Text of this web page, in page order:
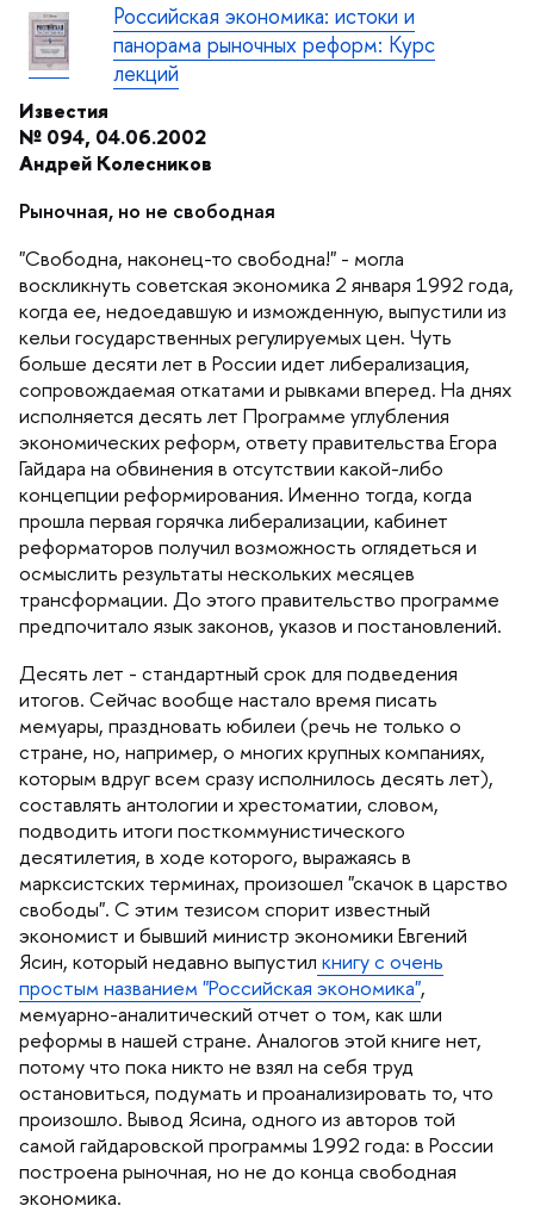
Российская экономика: истоки и
панорама рыночных реформ: Курс
лекций
Известия
№ 094, 04.06.2002
Андрей Колеснико
Рыночная, но не свободная
"Свободна, наконец-то свободна!" - могла
оскликнуть советская экономика 2 января 1992 года,
когда ее, недоедавшую и изможденную, выпустили из
кельи государственных регулируемых цен. Чуть
ольше десяти лет в России идет либерализация,
сопровождаемая откатами и рывками вперед. На днях
исполняется десять лет Программе углубления
экономических реформ, ответу правительства Егора
Гайдара на обвинения в отсутствии какой-либо
концепции реформирования. Именно тогда, когда
прошла первая горячка либерализации, кабинет
реформаторов получил возможность оглядеться и
осмыслить результаты нескольких месяце
трансформации. До этого правительство программе
предпочитало язык законов, указов и постановлений.
Десять лет - стандартный срок для подведения
итогов. Сейчас вообще настало время писать
мемуары, праздновать юбилеи (речь не только о
стране, но, например, о многих крупных компаниях,
которым вдруг всем сразу исполнилось десять лет),
составлять антологии и хрестоматии, словом,
подводить итоги посткоммунистического
десятилетия, в ходе которого, выражаясь
марксистских терминах, произошел "скачок в царство
свободы". С этим тезисом спорит известный
экономист и бывший министр экономики Евгений
Ясин, который недавно выпустил книгу с очень
простым названием "Российская экономика",
мемуарно-аналитический отчет о том, как шли
реформы в нашей стране. Аналогов этой книге нет,
потому что пока никто не взял на себя труд
остановиться, подумать и проанализировать то, что
произошло. Вывод Ясина, одного из авторов той
самой гайдаровской программы 1992 года: в России
построена рыночная, но не до конца свободная
экономика.